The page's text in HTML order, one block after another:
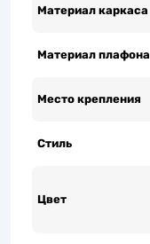
Материал каркаса
Материал плафона
Место крепления
Стиль
Цвет